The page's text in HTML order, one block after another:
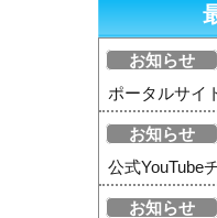
お知らせ
ポータルサイ
お知らせ
公式YouTube
お知らせ